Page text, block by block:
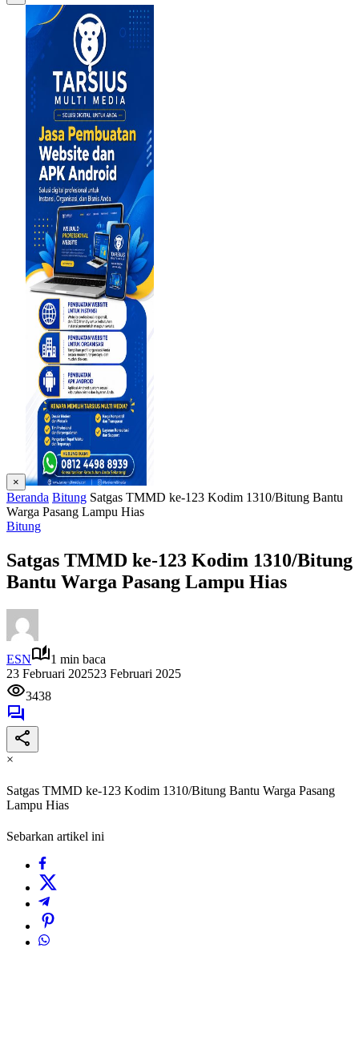
×
Beranda Bitung Satgas TMMD ke-123 Kodim 1310/Bitung Bantu
Warga Pasang Lampu Hias
Bitung
Satgas TMMD ke-123 Kodim 1310/Bitung
Bantu Warga Pasang Lampu Hias
ESN
1 min baca
23 Februari 202523 Februari 2025
3438
×
Satgas TMMD ke-123 Kodim 1310/Bitung Bantu Warga Pasang
Lampu Hias
Sebarkan artikel ini